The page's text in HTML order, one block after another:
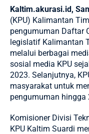
Kaltim.akurasi.id,
(KPU) Kalimantan
pengumuman Daftar
legislatif Kalimantan
melalui berbagai
sosial media KPU
2023. Selanjutnya,
masyarakat untuk
pengumuman hingga
Komisioner Divisi
KPU Kaltim Suardi